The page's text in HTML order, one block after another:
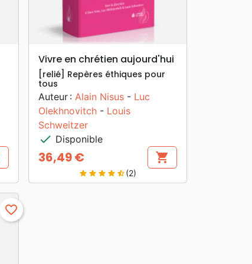
search APERÇU RAPIDE
Vivre en chrétien aujourd'hui
[relié] Repères éthiques pour
tous
Auteur : Alain Nisus- Luc
Olekhnovitch- Louis
Schweitzer
check Disponible
Prix
36,49 € shopping_cart
star star star star star_half(2)
favorite_border